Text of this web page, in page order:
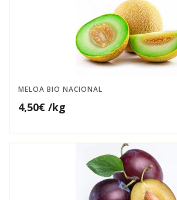
MELOA BIO NACIONAL
4,50€ /kg